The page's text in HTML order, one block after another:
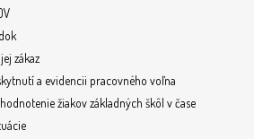
zákaz
a evidencii pracovného voľna
žiakov základných škôl v čase